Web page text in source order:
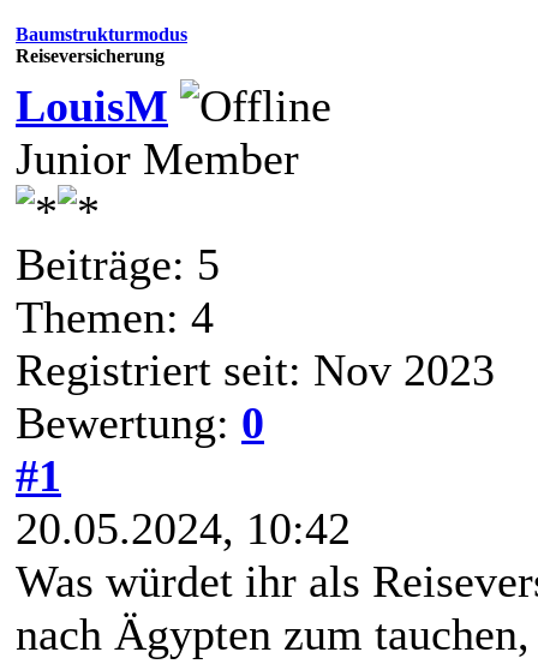
Baumstrukturmodus
Reiseversicherung
LouisM
Junior Member
Beiträge: 5
Themen: 4
Registriert seit: Nov 2023
Bewertung: 0
#1
20.05.2024, 10:42
Was würdet ihr als
nach Ägypten zum